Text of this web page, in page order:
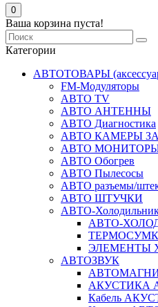
0
Ваша корзина пуста!
Категории
АВТОТОВАРЫ
FM-Модуляторы
АВТО TV
АВТО АНТЕННЫ
АВТО Диагностика
АВТО КАМЕРЫ
АВТО
АВТО Обогрев
АВТО Пылесосы
АВТО разъемы/
АВТО ШТУЧКИ
АВТО-
АВТО-
ЭЛЕМЕНТЫ
АВТОЗВУК
АКУСТИКА
Кабель